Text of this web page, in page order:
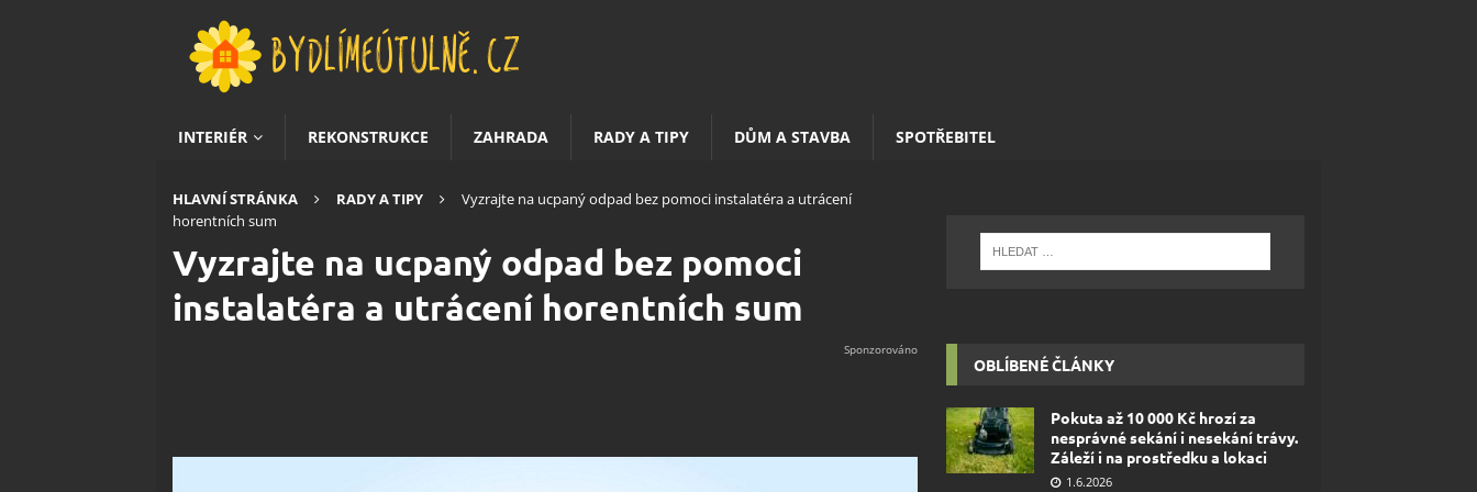
INTERIÉR REKONSTRUKCE ZAHRADA RADY A TIPY DŮM A STAVBA SPOTŘEBITEL
HLAVNÍ STRÁNKA RADY A TIPY
Vyzrajte na ucpaný odpad bez pomoci instalatéra a utrácení
horentních sum
Vyzrajte na ucpaný odpad bez pomoci
instalatéra a utrácení horentních sum
OBLÍBENÉ ČLÁNKY
Pokuta až 10 000 Kč hrozí za
nesprávné sekání i nesekání trávy.
Záleží i na prostředku a lokaci
1.6.2026